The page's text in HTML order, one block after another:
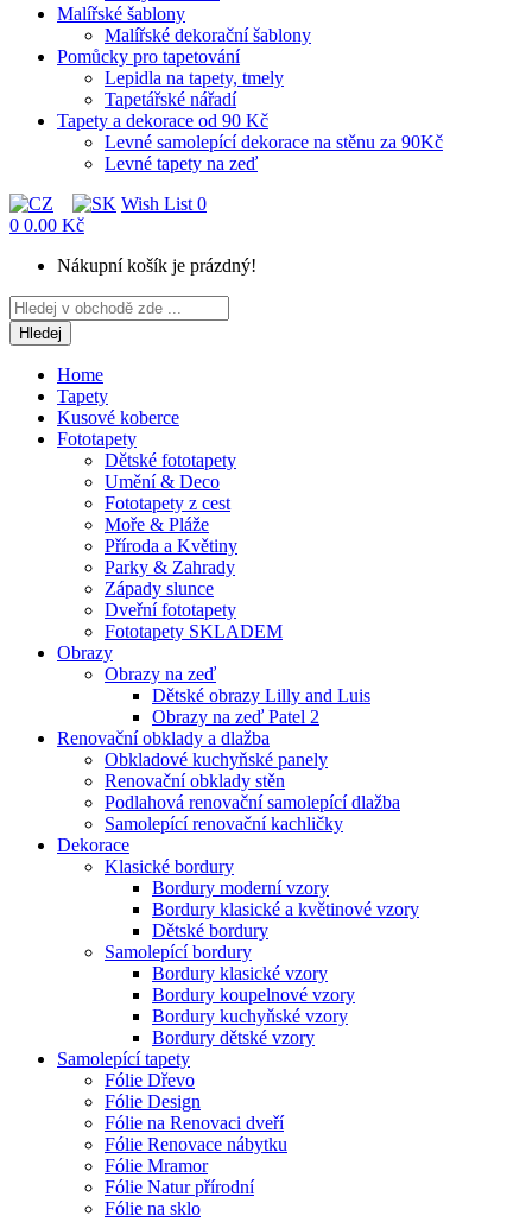
Malířské šablony
Malířské dekorační šablony
Pomůcky pro tapetování
Lepidla na tapety, tmely
Tapetářské nářadí
Tapety a dekorace od 90 Kč
Levné samolepící dekorace na stěnu za 90Kč
Levné tapety na zeď
Wish List 0
0 0.00 Kč
Nákupní košík je prázdný!
Hledej
Home
Tapety
Kusové koberce
Fototapety
Dětské fototapety
Umění & Deco
Fototapety z cest
Moře & Pláže
Příroda a Květiny
Parky & Zahrady
Západy slunce
Dveřní fototapety
Fototapety SKLADEM
Obrazy
Obrazy na zeď
Dětské obrazy Lilly and Luis
Obrazy na zeď Patel 2
Renovační obklady a dlažba
Obkladové kuchyňské panely
Renovační obklady stěn
Podlahová renovační samolepící dlažba
Samolepící renovační kachličky
Dekorace
Klasické bordury
Bordury moderní vzory
Bordury klasické a květinové vzory
Dětské bordury
Samolepící bordury
Bordury klasické vzory
Bordury koupelnové vzory
Bordury kuchyňské vzory
Bordury dětské vzory
Samolepící tapety
Fólie Dřevo
Fólie Design
Fólie na Renovaci dveří
Fólie Renovace nábytku
Fólie Mramor
Fólie Natur přírodní
Fólie na sklo